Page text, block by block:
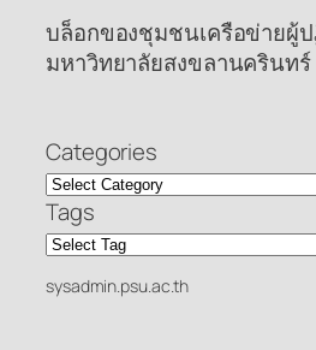
บล็อกของชุมชนเครือข่ายผู้
มหาวิทยาลัยสงขลานครินทร์
Categories
Tags
sysadmin.psu.ac.th